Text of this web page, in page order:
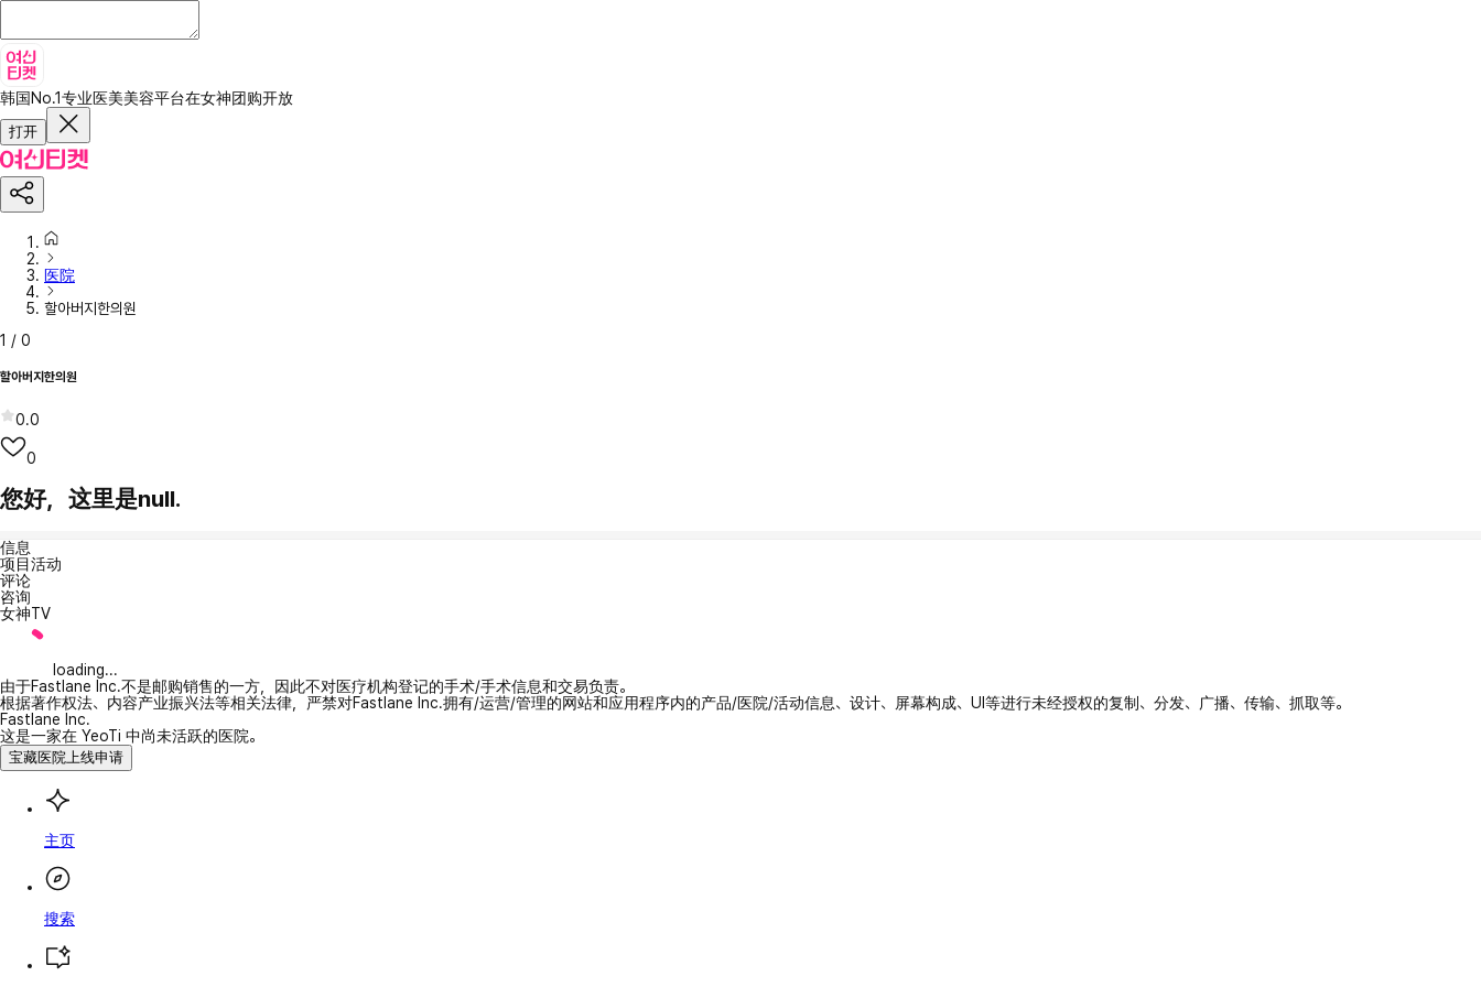
韩国No.1专业医美美容平台在女神团购开放
打开
医院
할아버지한의원
1 / 0
할아버지한의원
0.0
0
您好，这里是null.
信息
项目活动
评论
咨询
女神TV
loading...
由于Fastlane Inc.不是邮购销售的一方，因此不对医疗机构登记的手术/手术信息和交易负责。
根据著作权法、内容产业振兴法等相关法律，严禁对Fastlane Inc.拥有/运营/管理的网站和应用程序内的产品/医院/活动信息、设计、屏幕构成、UI等进行未经授权的复制、分发、广播、传输、抓取等。
Fastlane Inc.
这是一家在 YeoTi 中尚未活跃的医院。
宝藏医院上线申请
主页
搜索